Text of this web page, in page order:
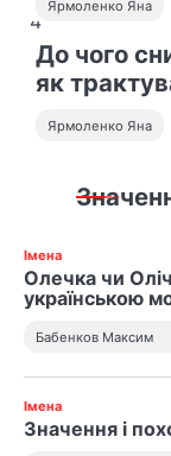
Ярмоленко Яна
4
До чого
як
Ярмоленко Яна
Імена
Олечка чи
українською
Бабенков Максим
Імена
Значення і